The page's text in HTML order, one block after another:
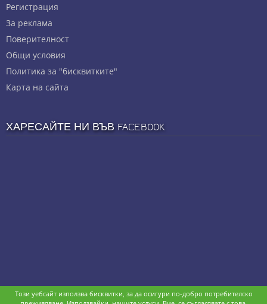
Регистрация
За реклама
Πoвepитeлнocт
Общи условия
Политика за "бисквитките"
Карта на сайта
ХАРЕСАЙТЕ НИ ВЪВ FACEBOOK
© stz24.com. Developed byBPage CMS.
Този уебсайт използва бисквитки, за да осигури по-добро потребителско